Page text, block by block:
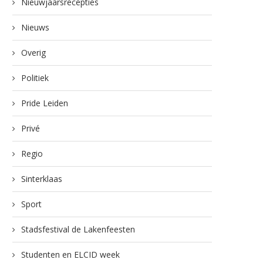
Nieuws
Overig
Politiek
Pride Leiden
Privé
Regio
Sinterklaas
Sport
Stadsfestival de Lakenfeesten
Studenten en ELCID week